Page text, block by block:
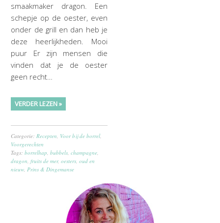
smaakmaker dragon. Een
schepje op de oester, even
onder de grill en dan heb je
deze heerlijkheden. Mooi
puur Er zijn mensen die
vinden dat je de oester
geen recht…
VERDER LEZEN »
Categorie: Recepten Voor bij de borrel
Voorgerechten
Tags:borrelhap ,bubbels ,champagne
dragon ,fruits de mer,oesters ,oud en
nieuw Prins & Dingemanse